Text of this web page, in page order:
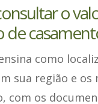
o
de
como
sua região e os
, com os